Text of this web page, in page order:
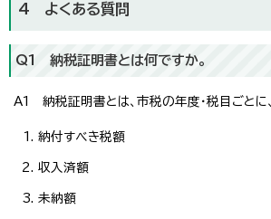
4 よくある質問
Q1 納税証明書とは何ですか。
A1 納税証明書とは、市税の年度・税目ごとに、
納付すべき税額
収入済額
未納額